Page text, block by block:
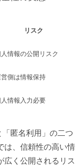
リスク
情報の公開リスク
側は情報保持
情報入力必要
匿名利用」の二つ
は、信頼性の高い情
広く公開されるリス